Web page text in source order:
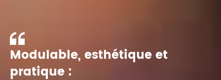
Modulable, esthétique et
pratique :